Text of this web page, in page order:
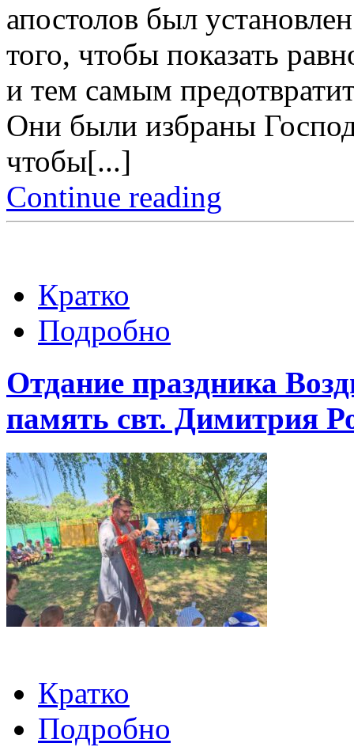
апостолов был
того, чтобы показать
и тем самым
Они были избраны
чтобы[...]
Continue reading
Кратко
Подробно
Отдание праздника
память свт. Димитрия
Кратко
Подробно